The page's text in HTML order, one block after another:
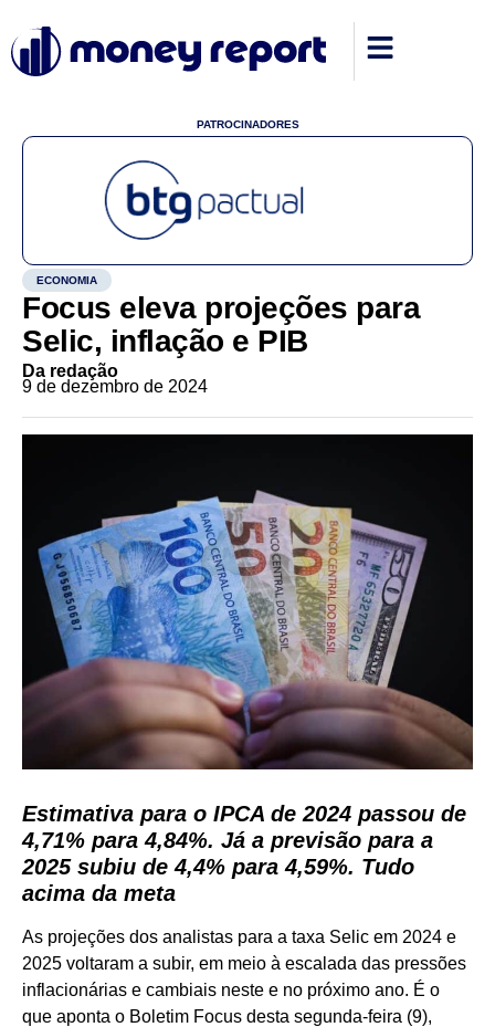
PATROCINADORES
ECONOMIA
Focus eleva projeções para
Selic, inflação e PIB
Da redação
9 de dezembro de 2024
Estimativa para o IPCA de 2024 passou de
4,71% para 4,84%. Já a previsão para a
2025 subiu de 4,4% para 4,59%. Tudo
acima da meta
As projeções dos analistas para a taxa Selic em 2024 e
2025 voltaram a subir, em meio à escalada das pressões
inflacionárias e cambiais neste e no próximo ano. É o
que aponta o Boletim Focus desta segunda-feira (9),